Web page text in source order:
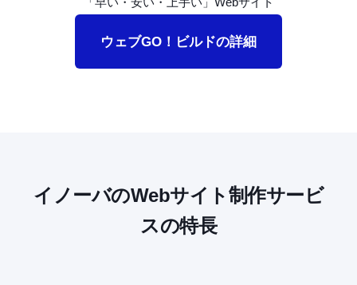
ウェブGO！ビルドの詳細
イノーバのWebサイト制作サービ
スの特長